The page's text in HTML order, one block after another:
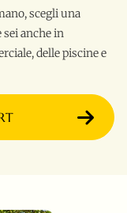
scegli una
sei anche in
delle piscine e